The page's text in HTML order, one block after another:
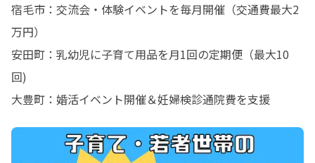
宿毛市：交流会・体験イベントを毎月開催（交通費最大2
万円）
安田町：乳幼児に子育て用品を月1回の定期便（最大10
回)
大豊町：婚活イベント開催＆妊婦検診通院費を支援